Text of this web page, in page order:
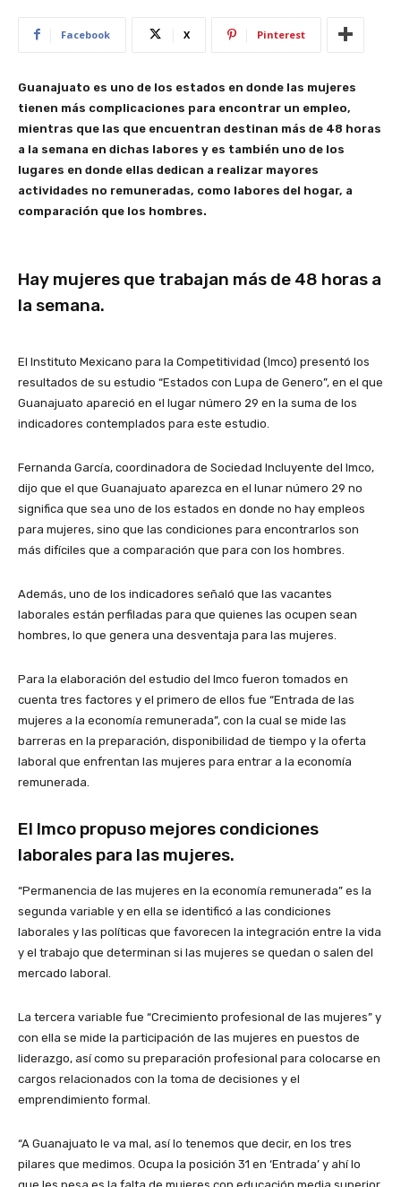
Facebook X Pinterest
Guanajuato es uno de los estados en donde las mujeres
tienen más complicaciones para encontrar un empleo,
mientras que las que encuentran destinan más de 48 horas
a la semana en dichas labores y es también uno de los
lugares en donde ellas dedican a realizar mayores
actividades no remuneradas, como labores del hogar, a
comparación que los hombres.
Hay mujeres que trabajan más de 48 horas a
la semana.
El Instituto Mexicano para la Competitividad (Imco) presentó los
resultados de su estudio “Estados con Lupa de Genero”, en el que
Guanajuato apareció en el lugar número 29 en la suma de los
indicadores contemplados para este estudio.
Fernanda García, coordinadora de Sociedad Incluyente del Imco,
dijo que el que Guanajuato aparezca en el lunar número 29 no
significa que sea uno de los estados en donde no hay empleos
para mujeres, sino que las condiciones para encontrarlos son
más difíciles que a comparación que para con los hombres.
Además, uno de los indicadores señaló que las vacantes
laborales están perfiladas para que quienes las ocupen sean
hombres, lo que genera una desventaja para las mujeres.
Para la elaboración del estudio del Imco fueron tomados en
cuenta tres factores y el primero de ellos fue “Entrada de las
mujeres a la economía remunerada”, con la cual se mide las
barreras en la preparación, disponibilidad de tiempo y la oferta
laboral que enfrentan las mujeres para entrar a la economía
remunerada.
El Imco propuso mejores condiciones
laborales para las mujeres.
“Permanencia de las mujeres en la economía remunerada” es la
segunda variable y en ella se identificó a las condiciones
laborales y las políticas que favorecen la integración entre la vida
y el trabajo que determinan si las mujeres se quedan o salen del
mercado laboral.
La tercera variable fue “Crecimiento profesional de las mujeres” y
con ella se mide la participación de las mujeres en puestos de
liderazgo, así como su preparación profesional para colocarse en
cargos relacionados con la toma de decisiones y el
emprendimiento formal.
“A Guanajuato le va mal, así lo tenemos que decir, en los tres
pilares que medimos. Ocupa la posición 31 en ‘Entrada’ y ahí lo